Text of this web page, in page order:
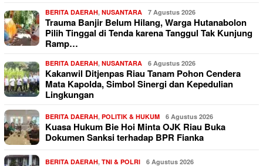
BERITA DAERAH, NUSANTARA 7 Agustus 2026
Trauma Banjir Belum Hilang, Warga Hutanabolon
Pilih Tinggal di Tenda karena Tanggul Tak Kunjung
Ramp…
BERITA DAERAH, NUSANTARA 6 Agustus 2026
Kakanwil Ditjenpas Riau Tanam Pohon Cendera
Mata Kapolda, Simbol Sinergi dan Kepedulian
Lingkungan
BERITA DAERAH, POLITIK & HUKUM 6 Agustus 2026
Kuasa Hukum Bie Hoi Minta OJK Riau Buka
Dokumen Sanksi terhadap BPR Fianka
BERITA DAERAH, TNI & POLRI 6 Agustus 2026